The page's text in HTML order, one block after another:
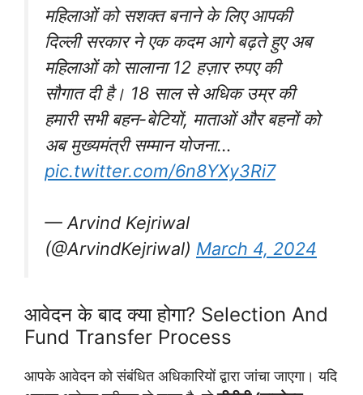
महिलाओं को सशक्त बनाने के लिए आपकी
दिल्ली सरकार ने एक कदम आगे बढ़ते हुए अब
महिलाओं को सालाना 12 हज़ार रुपए की
सौगात दी है। 18 साल से अधिक उम्र की
हमारी सभी बहन-बेटियों, माताओं और बहनों को
अब मुख्यमंत्री सम्मान योजना…
pic.twitter.com/6n8YXy3Ri7
— Arvind Kejriwal
(@ArvindKejriwal) March 4, 2024
आवेदन के बाद क्या होगा? Selection And
Fund Transfer Process
आपके आवेदन को संबंधित अधिकारियों द्वारा जांचा जाएगा। यदि